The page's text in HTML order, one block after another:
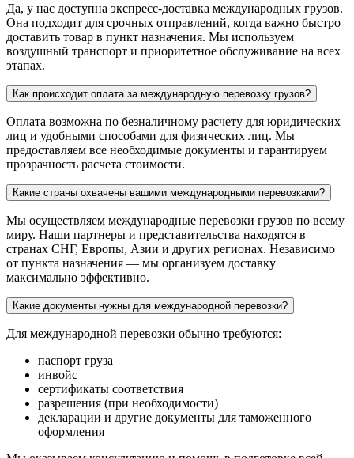
Да, у нас доступна экспресс-доставка международных грузов.
Она подходит для срочных отправлений, когда важно быстро
доставить товар в пункт назначения. Мы используем
воздушный транспорт и приоритетное обслуживание на всех
этапах.
Как происходит оплата за международную перевозку грузов?
Оплата возможна по безналичному расчету для юридических
лиц и удобными способами для физических лиц. Мы
предоставляем все необходимые документы и гарантируем
прозрачность расчета стоимости.
Какие страны охвачены вашими международными перевозками?
Мы осуществляем международные перевозки грузов по всему
миру. Наши партнеры и представительства находятся в
странах СНГ, Европы, Азии и других регионах. Независимо
от пункта назначения — мы организуем доставку
максимально эффективно.
Какие документы нужны для международной перевозки?
Для международной перевозки обычно требуются:
паспорт груза
инвойс
сертификаты соответствия
разрешения (при необходимости)
декларации и другие документы для таможенного
оформления